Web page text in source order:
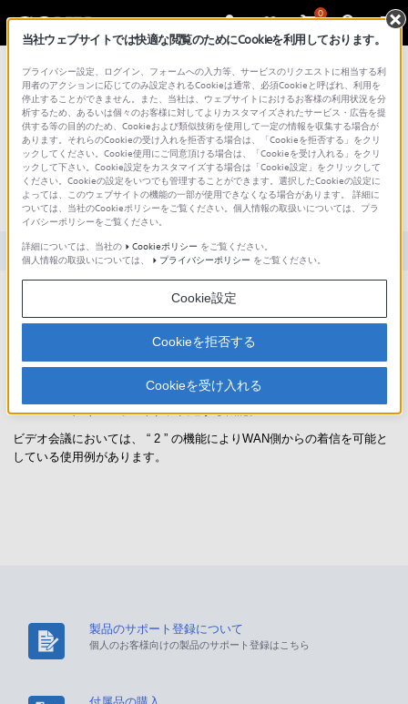
0
総合サポート・お問い合わせ
文書番号 : S1110278001100 / 最終更新日 : 2025/03/11
DMZは、ビデオ会議とどのように関係
しますか？
対象製品カテゴリー・製品
DMZは以下の2つの機能を指します。
ファイヤーウォールの機能のひとつであり、インターネット、LAN
から独立したセグメントを持たせることの出来る機能。
ファイヤーウォール、ルーターの機能のひとつであり、WAN側から
送られてきたパケットのうち、宛先を特定できないパケットを特定
のノード（DMZホスト）に転送する機能。
ビデオ会議においては、 “ 2 ” の機能によりWAN側からの着信を可能と
している使用例があります。
製品のサポート登録について
個人のお客様向けの製品のサポート登録はこちら
当社ウェブサイトでは快適な閲覧のためにCookieを利用しております。
プライバシー設定、ログイン、フォームへの入力等、サービスのリクエストに相当する利
用者のアクションに応じてのみ設定されるCookieは通常、必須Cookieと呼ばれ、利用を
停止することができません。また、当社は、ウェブサイトにおけるお客様の利用状況を分
析するため、あるいは個々のお客様に対してよりカスタマイズされたサービス・広告を提
供する等の目的のため、Cookieおよび類似技術を使用して一定の情報を収集する場合が
あります。それらのCookieの受け入れを拒否する場合は、「Cookieを拒否する」をクリ
ックしてください。Cookie使用にご同意頂ける場合は、「Cookieを受け入れる」をクリ
ックして下さい。Cookie設定をカスタマイズする場合は「Cookie設定」をクリックして
ください。Cookieの設定をいつでも管理することができます。選択したCookieの設定に
よっては、このウェブサイトの機能の一部が使用できなくなる場合があります。 詳細に
ついては、当社のCookieポリシーをご覧ください。個人情報の取扱いについては、プラ
イバシーポリシーをご覧ください。
詳細については、当社の
Cookieポリシー をご覧ください。
個人情報の取扱いについては、
プライバシーポリシー をご覧ください。
Cookie設定
Cookieを拒否する
Cookieを受け入れる